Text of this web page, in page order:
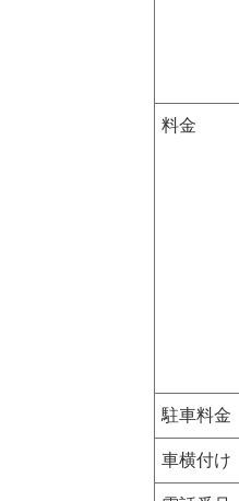
料金
駐車料金
車横付け